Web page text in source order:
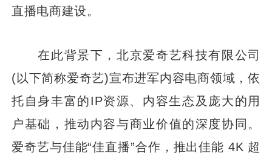
直播电商建设。
在此背景下，北京爱奇艺科技有限公司
(以下简称爱奇艺)宣布进军内容电商领域，依
托自身丰富的IP资源、内容生态及庞大的用
户基础，推动内容与商业价值的深度协同。
爱奇艺与佳能“佳直播”合作，推出佳能 4K 超